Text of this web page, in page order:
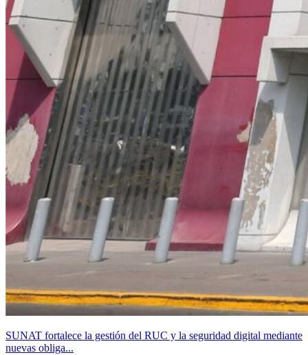
SUNAT fortalece la gestión del RUC y la seguridad digital mediante
nuevas obliga...